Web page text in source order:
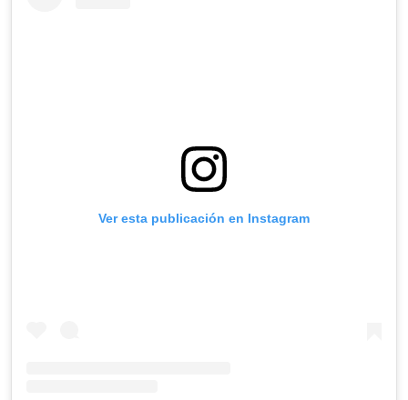
Ver esta publicación en Instagram